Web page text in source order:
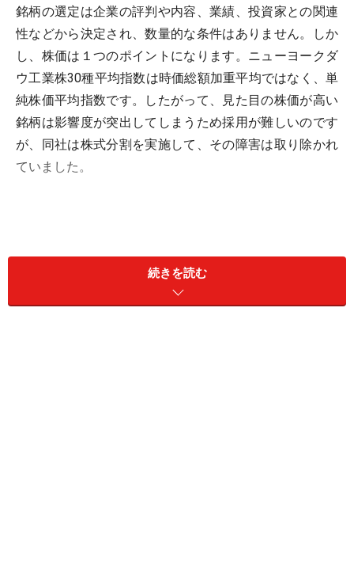
銘柄の選定は企業の評判や内容、業績、投資家との関連
性などから決定され、数量的な条件はありません。しか
し、株価は１つのポイントになります。ニューヨークダ
ウ工業株30種平均指数は時価総額加重平均ではなく、単
純株価平均指数です。したがって、見た目の株価が高い
銘柄は影響度が突出してしまうため採用が難しいのです
が、同社は株式分割を実施して、その障害は取り除かれ
ていました。
続きを読む